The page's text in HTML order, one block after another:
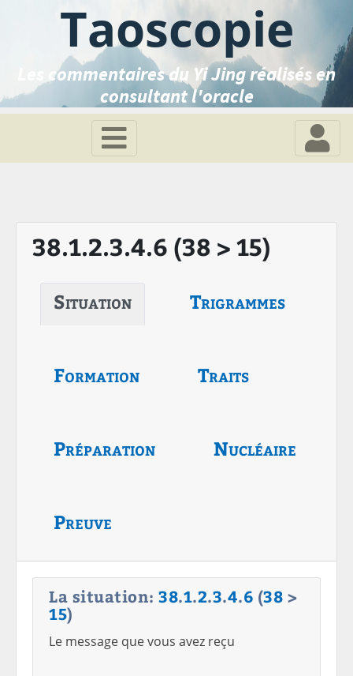
Taoscopie
Les commentaires du Yi Jing réalisés en
consultant l'oracle
38.1.2.3.4.6 (38 > 15)
Situation Trigrammes
Formation Traits
Préparation Nucléaire
Preuve
La situation: 38.1.2.3.4.6 (38 >
15)
Le message que vous avez reçu